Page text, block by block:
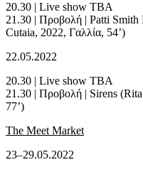
20.30 | Live show TBA
21.30 | Προβολή | Patti
Cutaia, 2022, Γαλλία, 54’)
22.05.2022
20.30 | Live show TBA
21.30 | Προβολή | Sirens
77’)
The Meet Market
23–29.05.2022